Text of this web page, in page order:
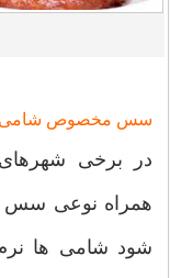
سس مخصوص شامی
در برخی
همراه نوعی سس
شود شامی ها